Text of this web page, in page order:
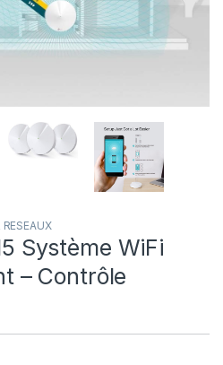
RESEAUX
Système WiFi
– Contrôle